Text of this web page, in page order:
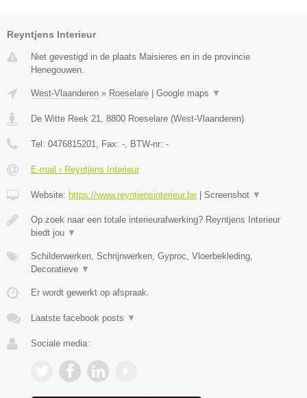
Reyntjens Interieur
Niet gevestigd in de plaats Maisieres en in de provincie
Henegouwen.
West-Vlaanderen » Roeselare Google maps ▼
De Witte Reek 21 8800 Roeselare (West-Vlaanderen)
Tel: 0476815201 , Fax: - , BTW-nr: -
E-mail › Reyntjens Interieur
Website: https://www.reyntjensinterieur.be Screenshot ▼
Op zoek naar een totale interieurafwerking? Reyntjens Interieur
biedt jou ▼
Schilderwerken, Schrijnwerken, Gyproc, Vloerbekleding,
Decoratieve ▼
Er wordt gewerkt op afspraak.
Laatste facebook posts ▼
Sociale media: